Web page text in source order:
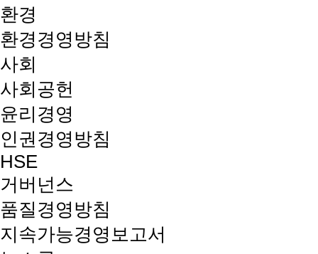
환경
환경경영방침
사회
사회공헌
윤리경영
인권경영방침
HSE
거버넌스
품질경영방침
지속가능경영보고서